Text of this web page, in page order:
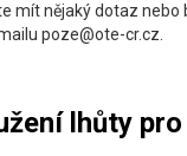
mít nějaký dotaz
poze@ote-cr.cz.
lhůty